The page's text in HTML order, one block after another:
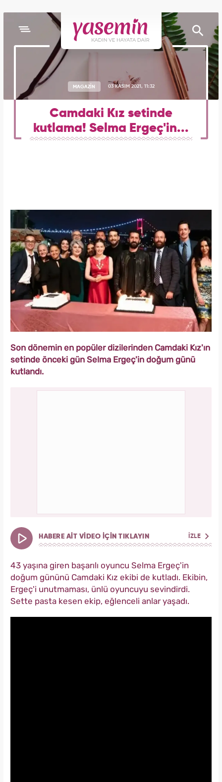
MAGAZİN 03 KASIM 2021, 11:32
Camdaki Kız setinde
kutlama! Selma Ergeç'in...
Son dönemin en popüler dizilerinden Camdaki Kız'ın
setinde önceki gün Selma Ergeç'in doğum günü
kutlandı.
HABERE AİT VİDEO İÇİN TIKLAYIN İZLE
43 yaşına giren başarılı oyuncu Selma Ergeç'in
doğum gününü Camdaki Kız ekibi de kutladı. Ekibin,
Ergeç'i unutmaması, ünlü oyuncuyu sevindirdi.
Sette pasta kesen ekip, eğlenceli anlar yaşadı.